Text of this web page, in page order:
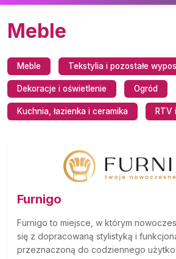
Meble
Meble Tekstylia i pozostałe
Dekoracje i oświetlenie Ogród
Kuchnia, łazienka i ceramika RTV
Furnigo
Furnigo to miejsce, w którym
się z dopracowaną stylistyką i
przeznaczoną do codziennego